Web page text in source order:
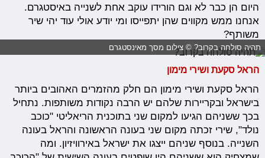
היום הן כבר לא וגם הורידו עוקב אחת לשנייה באיסטגרם.
אנחנו ממש מקווים שהן יתפייסו ומי יודע אולי עוד יהי שיר
משותף?
תהיה סולחה בקרוב? © צילום מסך מאינסטגרם
הראל סקעת ושירי מימון
הראל סקעת ושירי מימון הם חלק מהזמרים האהובים ביותר
בישראל ובקריירות שלהם יש הרבה נקודות משותפות. נתחיל
בכך ששניהם הגיעו למקום שני בתוכנית הריאליטי "כוכב
נולד", שירי זכתה מקום שני בעונה הראשונה והראל בעונה
השנייה. בנוסף שניהם ייצגו את ישראל באירוויזיון. ומה